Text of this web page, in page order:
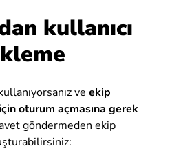
kullanıcı
ve ekip
oturum açmasına gerek
göndermeden ekip